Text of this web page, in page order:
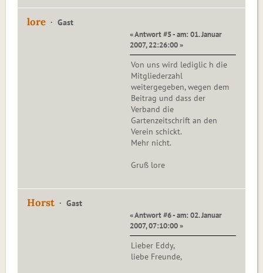
lore Gast
« Antwort #5 - am: 01. Januar
2007, 22:26:00 »
Von uns wird lediglic h die
Mitgliederzahl
weitergegeben, wegen dem
Beitrag und dass der
Verband die
Gartenzeitschrift an den
Verein schickt.
Mehr nicht.
Gruß lore
Horst Gast
« Antwort #6 - am: 02. Januar
2007, 07:10:00 »
Lieber Eddy,
liebe Freunde,